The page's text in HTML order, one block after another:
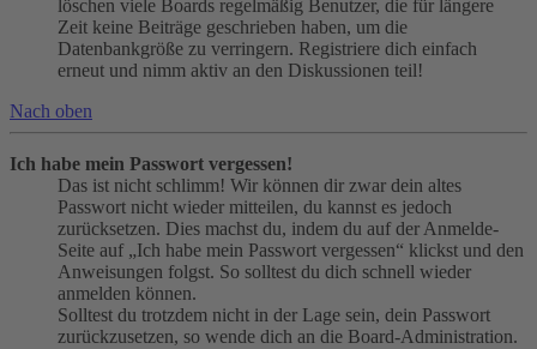
löschen viele Boards regelmäßig Benutzer, die für längere
Zeit keine Beiträge geschrieben haben, um die
Datenbankgröße zu verringern. Registriere dich einfach
erneut und nimm aktiv an den Diskussionen teil!
Nach oben
Ich habe mein Passwort vergessen!
Das ist nicht schlimm! Wir können dir zwar dein altes
Passwort nicht wieder mitteilen, du kannst es jedoch
zurücksetzen. Dies machst du, indem du auf der Anmelde-
Seite auf „Ich habe mein Passwort vergessen“ klickst und den
Anweisungen folgst. So solltest du dich schnell wieder
anmelden können.
Solltest du trotzdem nicht in der Lage sein, dein Passwort
zurückzusetzen, so wende dich an die Board-Administration.